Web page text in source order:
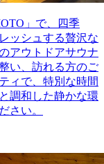
」で、四季
ッシュする贅沢な
アウトドアサウナ
い、訪れる方のご
ィで、特別な時間
調和した静かな環
さい。